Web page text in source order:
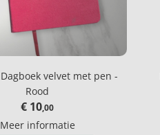
velvet met pen -
Rood
€ 10,00
Meer informatie